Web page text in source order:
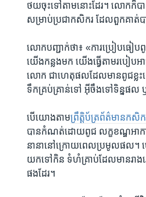
ថយ​ចុះ​ទៅ​តាម​នោះ​ដែរ។​ លោក​ក៏​បាន​
សម្រាប់​ប្រជា​កសិករ​ ដែល​ពួកគាត់​ប
លោក​បញ្ជាក់​ថា៖ ​«ការ​ប្រៀបធៀប​
យើង​កន្លង​មក​ យើង​ធ្វើ​តាម​របៀប​
លោក​ ជា​ហេតុផល​ដែល​មាន​ពូជ​ខ្លះ​
ទឹក​គ្រប់គ្រាន់​ទៅ​ អ៊ីចឹង​ទៅ​ទិន្នផល​
បើ​យោង​តាម​ព្រឹត្តិ​ប័ត្រ​ព័ត៌មាន​កសិក
បាន​កំណត់​ដោយ​ពូជ ​លក្ខខណ្ឌ​អាកា
នានា​នៅ​ក្រោយ​ពេល​ប្រមូល​ផល។
យក​ទៅ​កិន ​ទំហំ​គ្រាប់​ដែល​មាន​រាង
ផង​ដែរ។ ​ ​